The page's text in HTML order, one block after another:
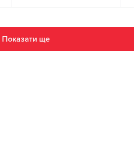
Показати ще